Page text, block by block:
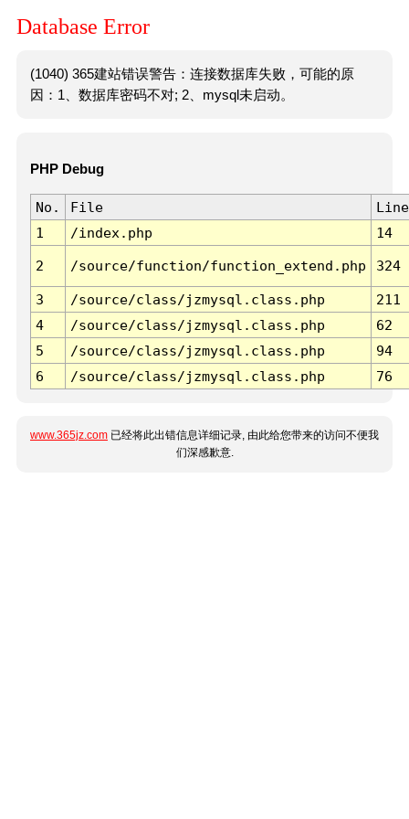
Database Error
(1040) 365建站错误警告：连接数据库失败，可能的原
因：1、数据库密码不对; 2、mysql未启动。
PHP Debug
No. File
Line
1
/index.php 14
2 /source/function/function_extend.php 324
3 /source/class/jzmysql.class.php
211
4
/source/class/jzmysql.class.php
62
5
/source/class/jzmysql.class.php
94
6
/source/class/jzmysql.class.php 76
www.365jz.com 已经将此出错信息详细记录, 由此给您带来的访问不便我
们深感歉意.